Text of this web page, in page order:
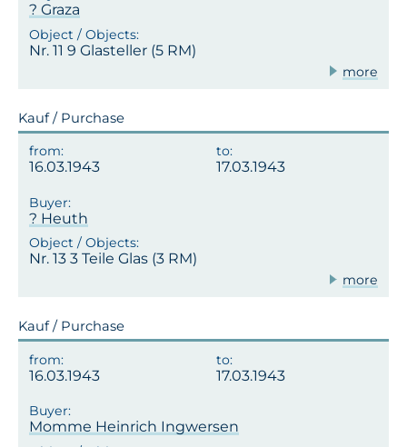
? Graza
Nr. 11 9 Glasteller (5 RM)
more
Kauf / Purchase
16.03.1943 17.03.1943
? Heuth
Nr. 13 3 Teile Glas (3 RM)
more
Kauf / Purchase
16.03.1943 17.03.1943
Momme Heinrich Ingwersen